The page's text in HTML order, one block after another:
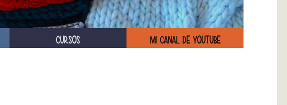
CURSOS MI CANAL DE YOUTUBE